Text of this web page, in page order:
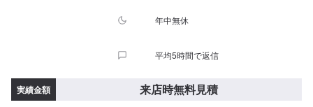
16〜19インチ11,800円・20インチ〜13,900円<ダブル>シングルに加えもう1
年中無休
平均5時間で返信
実績金額 来店時無料見積